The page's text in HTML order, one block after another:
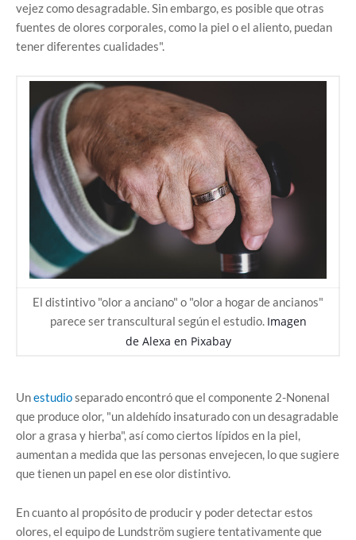
vejez como desagradable. Sin embargo, es posible que otras
fuentes de olores corporales, como la piel o el aliento, puedan
tener diferentes cualidades".
El distintivo "olor a anciano" o "olor a hogar de ancianos"
parece ser transcultural según el estudio. Imagen
de Alexa en Pixabay
Unestudioseparado encontró que el componente 2-Nonenal
que produce olor, "un aldehído insaturado con un desagradable
olor a grasa y hierba", así como ciertos lípidos en la piel,
aumentan a medida que las personas envejecen, lo que sugiere
que tienen un papel en ese olor distintivo.
En cuanto al propósito de producir y poder detectar estos
olores, el equipo de Lundström sugiere tentativamente que